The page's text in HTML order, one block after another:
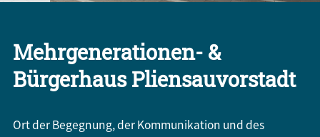
Mehrgenerationen- &
Bürgerhaus Pliensauvorstadt
Ort der Begegnung, der Kommunikation und des